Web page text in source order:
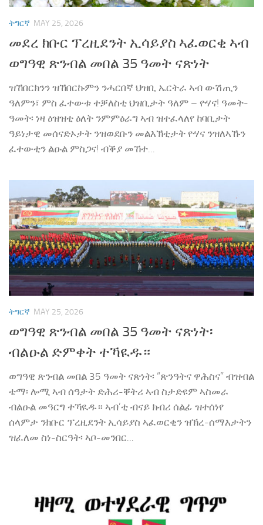
ትግርኛ MAY 25, 2026
መደረ ክቡር ፕረዚደንት ኢሳይያስ ኣፈወርቂ ኣብ
ወግዓዊ ጽንብል መበል 35 ዓመት ናጽነት
ዝኸበርክንን ዝኸበርኩምን ንሓርበኛ ህዝቢ ኤርትራ ኣብ ውሽጢን
ዓለምን፣ ምስ ፈተውቱ ተቓለስቲ ህዝቢታት ዓለም – ዮሃና! ዓመት-
ዓመት፡ ነዛ ዕዝዝቲ ዕለት ንምምዕራግ ኣብ ዝተፈላለየ ከባቢታት
ዓይነታዊ መሰናድኦታት ንዝወደቡን መልእኽቲታት ዮሃና ንዝለኣኹን
ፈተውቲን ልዑል ምስጋና! ብቕያ መኸተ...
ትግርኛ MAY 25, 2026
ወግዓዊ ጽንብል መበል 35 ዓመት ናጽነት፡
ብልዑል ድምቀት ተኻዪዱ።
ወግዓዊ ጽንብል መበል 35 ዓመት ናጽነት፡ “ጽንዓትና ዋሕስና” ብዝብል
ቴማ፡ ሎሚ ኣብ ሰዓታት ድሕሪ-ቐትሪ ኣብ ስታድዩም ኣስመራ
ብልዑል መዓርግ ተኻዪዱ። ኣብ’ቲ ብናይ ክብሪ ሰልፊ ዝተሰነየ
ሰላምታ ንክቡር ፕረዚደንት ኢሳይያስ ኣፈወርቂን ዝኽረ-ሰማእታትን
ዝፈለመ ስነ-ስርዓት፡ ኣቦ-መንበር...